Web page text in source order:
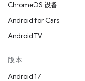
ChromeOS 设备
Android for Cars
Android TV
版本
Android 17